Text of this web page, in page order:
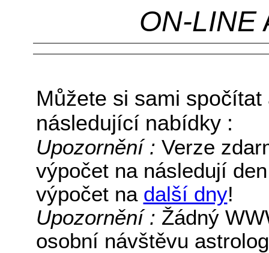
ON-LINE
Můžete si sami
následující nabídky :
Upozornění : Verze
výpočet na následují
výpočet na další dny!
Upozornění : Žádný
osobní návštěvu